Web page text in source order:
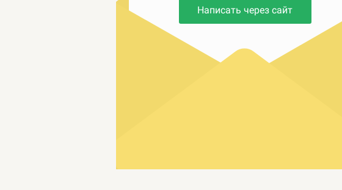
Написать через сайт